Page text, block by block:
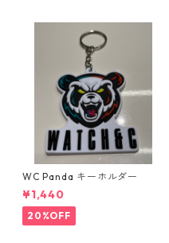
WC Panda キーホルダー
¥1,440
20%OFF